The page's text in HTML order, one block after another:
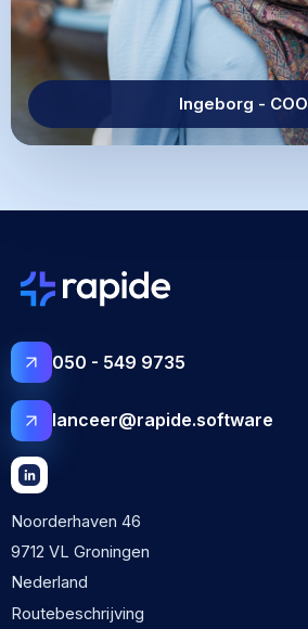
Ingeborg - COO
050 - 549 9735
lanceer@rapide.software
Noorderhaven 46
9712 VL Groningen
Nederland
Routebeschrijving